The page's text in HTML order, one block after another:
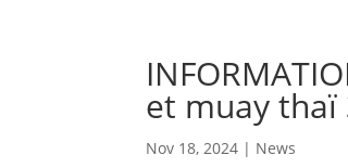
et muay
Nov 18, 2024 | News